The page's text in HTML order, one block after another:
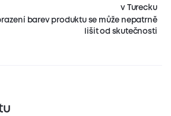
v Turecku
barev produktu se může nepatrně
lišit od skutečnosti